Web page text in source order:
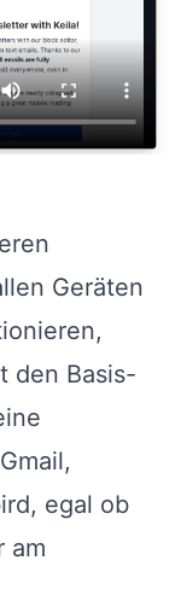
Geräten
den Basis-
egal ob
am